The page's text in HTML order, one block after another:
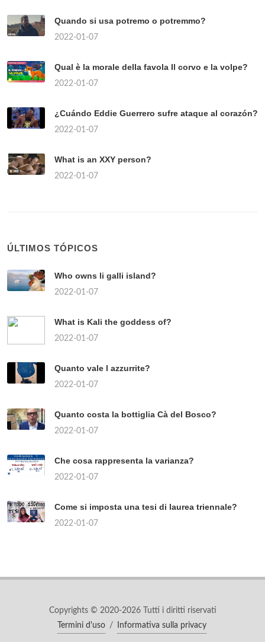
Quando si usa potremo o potremmo?
2022-01-07
Qual è la morale della favola Il corvo e la volpe?
2022-01-07
¿Cuándo Eddie Guerrero sufre ataque al corazón?
2022-01-07
What is an XXY person?
2022-01-07
ÚLTIMOS TÓPICOS
Who owns li galli island?
2022-01-07
What is Kali the goddess of?
2022-01-07
Quanto vale l azzurrite?
2022-01-07
Quanto costa la bottiglia Cà del Bosco?
2022-01-07
Che cosa rappresenta la varianza?
2022-01-07
Come si imposta una tesi di laurea triennale?
2022-01-07
Copyrights © 2020-2026 Tutti i diritti riservati
Termini d'uso
/ Informativa sulla privacy